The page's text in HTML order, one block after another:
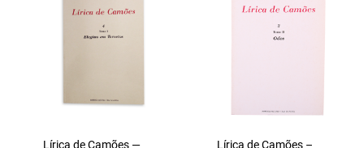
Lírica de Camões —
Lírica de Camões –